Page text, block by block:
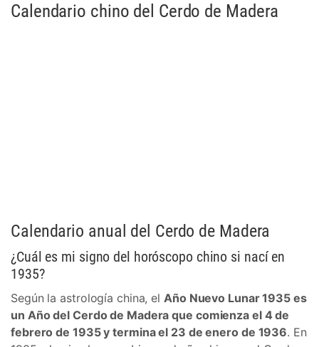
Calendario chino del Cerdo de Madera
Calendario anual del Cerdo de Madera
¿Cuál es mi signo del horóscopo chino si nací en
1935?
Según la astrología china, el Año Nuevo Lunar 1935 es
un Año del Cerdo de Madera que comienza el 4 de
febrero de 1935 y termina el 23 de enero de 1936. En